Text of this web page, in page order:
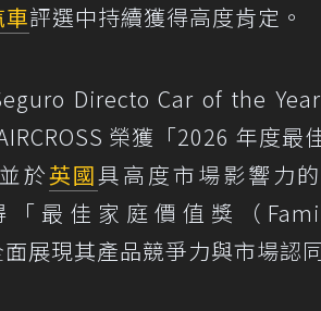
車評選中持續獲得高度肯定。
Directo Car of the
榮獲「2026 年度最
於英國具高度市場影響力
最佳家庭價值獎（
展現其產品競爭力與市場認